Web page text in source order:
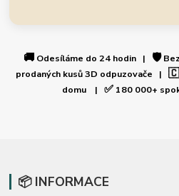
🚚 Odesíláme do 24 hodin | 🛡️
prodaných kusů 3D odpuzovače |
domu | ✅180 000+
📦 INFORMACE